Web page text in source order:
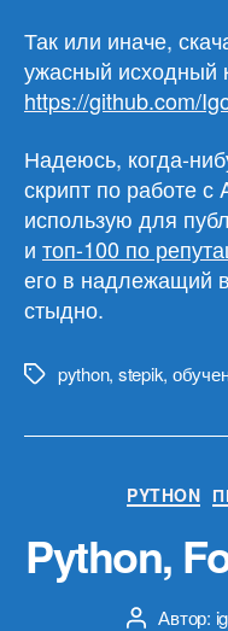
Так или иначе,
ужасный исходный
https://github.com/
Надеюсь, когда-
скрипт по работе с
использую для
и топ-100 по
его в надлежащий
стыдно.
Меткиpython, stepik,
PYTHON
Python,
АвторАвтор: